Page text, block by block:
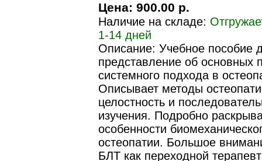
Цена: 900.00 р.
Наличие на складе:
1-14 дней
Описание: Учебное пособие
представление об основных
системного подхода в
Описывает методы
целостность и
изучения. Подробно
особенности
остеопатии. Большое
БЛТ как переходной